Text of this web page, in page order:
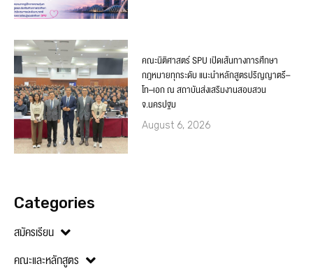
คณะนิติศาสตร์ SPU เปิดเส้นทางการศึกษา
กฎหมายทุกระดับ แนะนำหลักสูตรปริญญาตรี–
โท–เอก ณ สถาบันส่งเสริมงานสอบสวน
จ.นครปฐม
August 6, 2026
Categories
สมัครเรียน
คณะและหลักสูตร